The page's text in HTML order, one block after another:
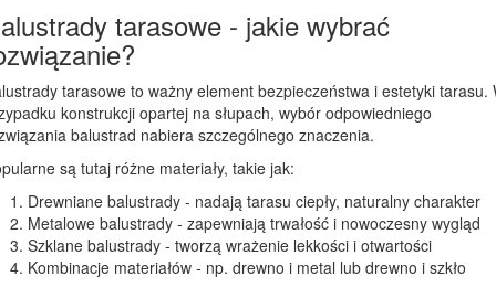
tarasowe - jakie wybrać
tarasowe to ważny element bezpieczeństwa i estetyki tarasu.
konstrukcji opartej na słupach, wybór odpowiedniego
balustrad nabiera szczególnego znaczenia.
są tutaj różne materiały, takie jak:
Drewniane balustrady - nadają tarasu ciepły, naturalny charakter
Metalowe balustrady - zapewniają trwałość i nowoczesny wygląd
Szklane balustrady - tworzą wrażenie lekkości i otwartości
Kombinacje materiałów - np. drewno i metal lub drewno i szkło